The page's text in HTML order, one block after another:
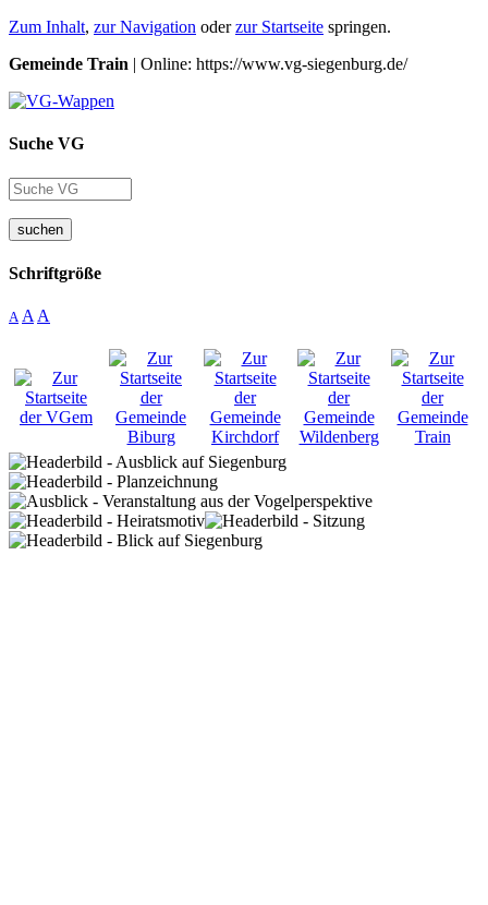
Zum Inhalt, zur Navigation oderzur Startseite springen.
Gemeinde Train | Online: https://www.vg-siegenburg.de/
Suche VG
suchen
Schriftgröße
A A A